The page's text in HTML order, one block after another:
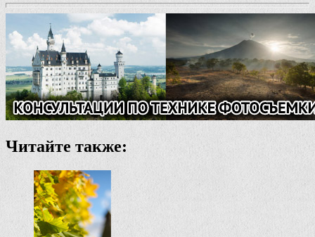
Читайте также: